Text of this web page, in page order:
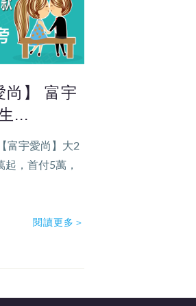
尚】 富宇
...
富宇愛尚】大2
，首付5萬，
閱讀更多＞